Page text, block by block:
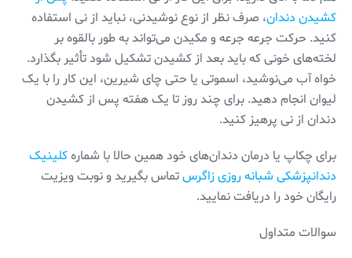
کشیدن دندان، صرف نظر از نوع نوشیدنی، نباید از نی استفاده
کنید. حرکت جرعه جرعه و مکیدن می‌تواند به طور بالقوه بر
لخته‌های خونی که باید بعد از کشیدن تشکیل شود تأثیر بگذارد.
خواه آب می‌نوشید، اسموتی یا حتی چای شیرین، این کار را با یک
لیوان انجام دهید. برای چند روز تا یک هفته پس از کشیدن
دندان از نی پرهیز کنید.
برای چکاپ یا درمان دندان‌های خود همین حالا با شمارهکلینیک
دندانپزشکی شبانه روزی زاگرستماس بگیرید و نوبت ویزیت
رایگان خود را دریافت نمایید.
سوالات متداول